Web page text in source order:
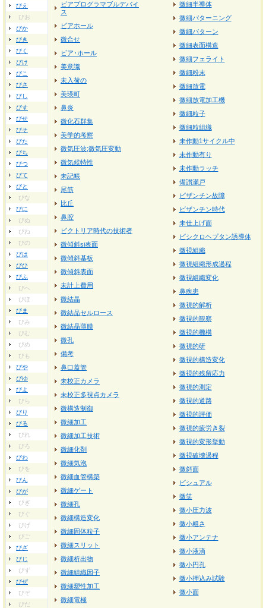
びえ
びお
びか
びき
びく
びけ
びこ
びさ
びし
びす
びせ
びそ
びた
びち
びつ
びて
びと
びな
びに
びぬ
びね
びの
びは
びひ
びふ
びへ
びほ
びま
びみ
びむ
びめ
びも
びや
びゆ
びよ
びら
びり
びる
びれ
びろ
びわ
びを
びん
びが
びぎ
びぐ
びげ
びご
びざ
びじ
びず
びぜ
びぞ
びだ
ビアプログラマブルデバイ
ス
ビアホール
微合せ
ビア･ホール
美意識
未入荷の
美瑛町
鼻炎
微化石群集
美学的考察
微気圧波;微気圧変動
微気候特性
未記帳
尾筋
比丘
鼻腔
ビクトリア時代の技術者
微傾斜si表面
微傾斜基板
微傾斜表面
未計上費用
微結晶
微結晶セルロース
微結晶薄膜
微孔
備考
鼻口蓋管
未校正カメラ
未校正多視点カメラ
微構造制御
微細加工
微細加工技術
微細化剤
微細気泡
微細血管構築
微細ゲート
微細孔
微細構造変化
微細固体粒子
微細スリット
微細析出物
微細組織因子
微細塑性加工
微細電極
微細半導体
微細パターニング
微細パターン
微細表面構造
微細フェライト
微細粉末
微細放電
微細放電加工機
微細粒子
微細粒組織
未作動1サイクル中
未作動有り
未作動ラッチ
備讃瀬戸
ビザンチン故障
ビザンチン時代
未仕上げ面
ビシクロヘプタン誘導体
微視組織
微視組織形成過程
微視組織変化
鼻疾患
微視的解析
微視的観察
微視的機構
微視的研
微視的構造変化
微視的残留応力
微視的測定
微視的道路
微視的評価
微視的疲労き裂
微視的変形挙動
微視破壊過程
微斜面
ビシュアル
微笑
微小圧力波
微小粗さ
微小アンテナ
微小液滴
微小円孔
微小押込み試験
微小面